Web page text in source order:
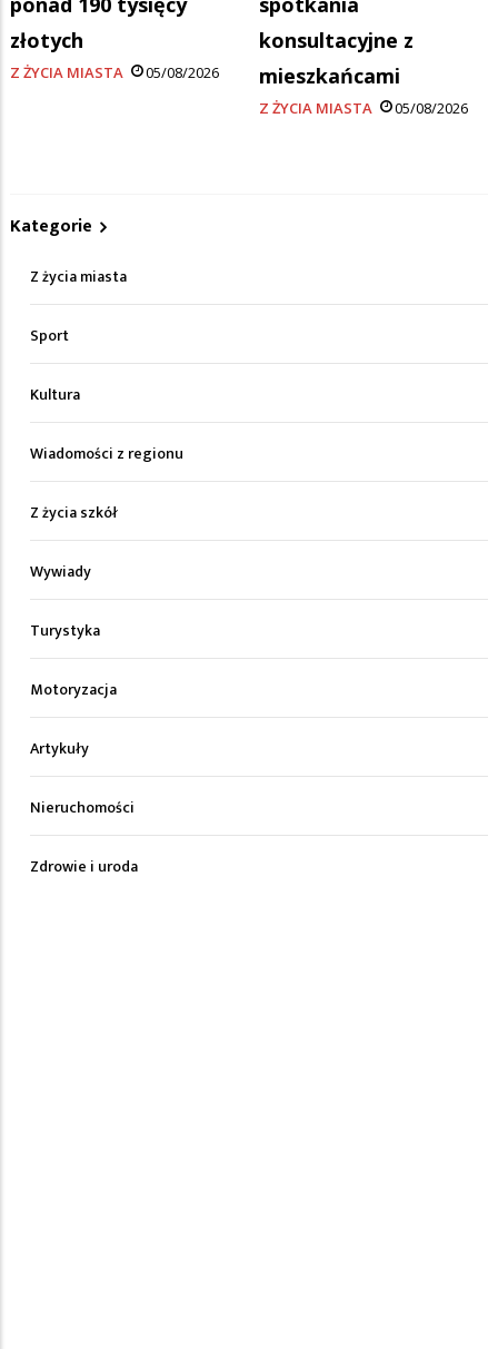
złotych
Z ŻYCIA MIASTA 05/08/2026
konsultacyjne z
mieszkańcami
Z ŻYCIA MIASTA 05/08/2026
Kategorie
Z życia miasta
Sport
Kultura
Wiadomości z regionu
Z życia szkół
Wywiady
Turystyka
Motoryzacja
Artykuły
Nieruchomości
Zdrowie i uroda